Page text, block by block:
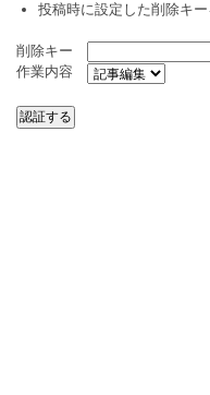
投稿時に設定した削除キー
削除キー
作業内容